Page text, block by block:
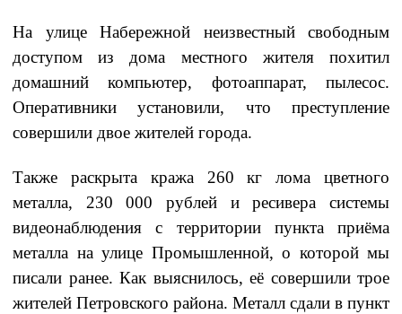
На улице Набережной неизвестный свободным
доступом из дома местного жителя похитил
домашний компьютер, фотоаппарат, пылесос.
Оперативники установили, что преступление
совершили двое жителей города.
Также раскрыта кража 260 кг лома цветного
металла, 230 000 рублей и ресивера системы
видеонаблюдения с территории пункта приёма
металла на улице Промышленной, о которой мы
писали ранее. Как выяснилось, её совершили трое
жителей Петровского района. Металл сдали в пункт